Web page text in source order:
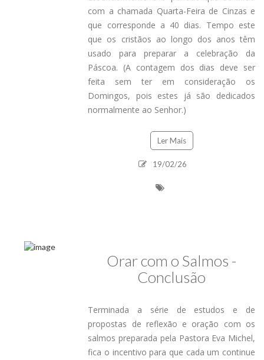
com a chamada Quarta-Feira de Cinzas e
que corresponde a 40 dias. Tempo este
que os cristãos ao longo dos anos têm
usado para preparar a celebração da
Páscoa. (A contagem dos dias deve ser
feita sem ter em consideração os
Domingos, pois estes já são dedicados
normalmente ao Senhor.)
Ler Mais
19/02/26
Orar com o Salmos -
Conclusão
Terminada a série de estudos e de
propostas de reflexão e oração com os
salmos preparada pela Pastora Eva Michel,
fica o incentivo para que cada um continue